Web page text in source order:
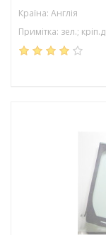
Країна: Англія